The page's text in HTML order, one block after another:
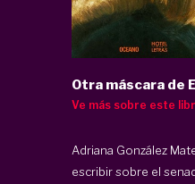
Otra máscara de
Ve más sobre este
Adriana González
escribir sobre el